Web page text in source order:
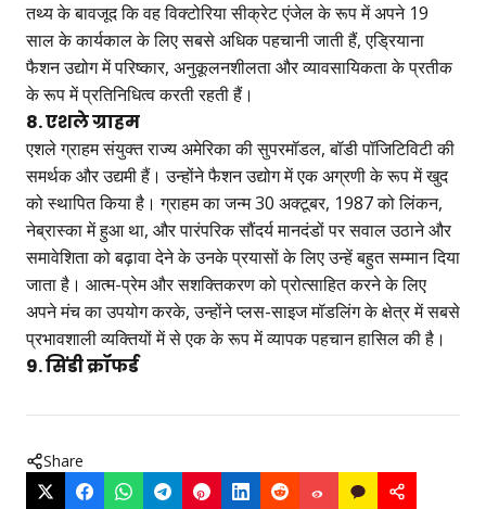
तथ्य के बावजूद कि वह विक्टोरिया सीक्रेट एंजेल के रूप में अपने 19
साल के कार्यकाल के लिए सबसे अधिक पहचानी जाती हैं, एड्रियाना
फैशन उद्योग में परिष्कार, अनुकूलनशीलता और व्यावसायिकता के प्रतीक
के रूप में प्रतिनिधित्व करती रहती हैं।
8. एशले ग्राहम
एशले ग्राहम संयुक्त राज्य अमेरिका की सुपरमॉडल, बॉडी पॉजिटिविटी की
समर्थक और उद्यमी हैं। उन्होंने फैशन उद्योग में एक अग्रणी के रूप में खुद
को स्थापित किया है। ग्राहम का जन्म 30 अक्टूबर, 1987 को लिंकन,
नेब्रास्का में हुआ था, और पारंपरिक सौंदर्य मानदंडों पर सवाल उठाने और
समावेशिता को बढ़ावा देने के उनके प्रयासों के लिए उन्हें बहुत सम्मान दिया
जाता है। आत्म-प्रेम और सशक्तिकरण को प्रोत्साहित करने के लिए
अपने मंच का उपयोग करके, उन्होंने प्लस-साइज मॉडलिंग के क्षेत्र में सबसे
प्रभावशाली व्यक्तियों में से एक के रूप में व्यापक पहचान हासिल की है।
9. सिंडी क्रॉफर्ड
Share